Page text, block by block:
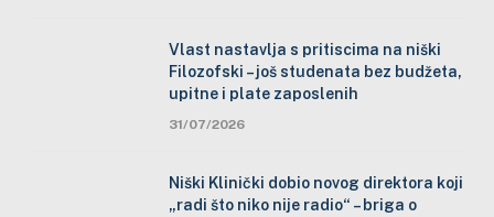
Vlast nastavlja s pritiscima na niški
Filozofski – još studenata bez budžeta,
upitne i plate zaposlenih
31/07/2026
Niški Klinički dobio novog direktora koji
„radi što niko nije radio“ – briga o